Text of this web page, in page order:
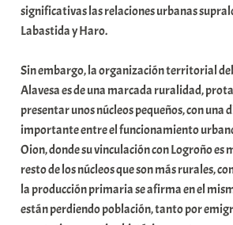
significativas las relaciones urbanas
Labastida y Haro.
Sin embargo, la organización territorial
Alavesa es de una marcada ruralidad,
presentar unos núcleos pequeños, con una
importante entre el funcionamiento
Oion, donde su vinculación con Logroño es
resto de los núcleos que son más rurales,
la producción primaria se afirma en el
están perdiendo población, tanto por